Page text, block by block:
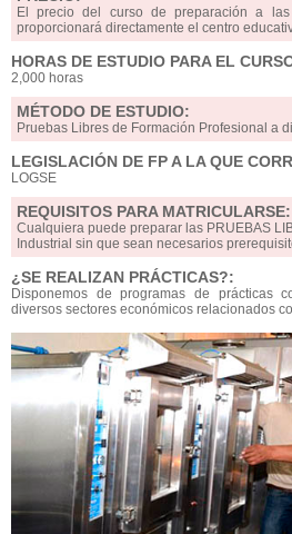
El precio del curso de preparación a
proporcionará directamente el centro
HORAS DE ESTUDIO PARA EL
2,000 horas
MÉTODO DE ESTUDIO:
Pruebas Libres de Formación Profesional a
LEGISLACIÓN DE FP A LA QUE
LOGSE
REQUISITOS PARA MATRICULARSE:
Cualquiera puede preparar las PRUEBAS
Industrial sin que sean necesarios
¿SE REALIZAN PRÁCTICAS?:
Disponemos de programas de prácticas
diversos sectores económicos relacionados